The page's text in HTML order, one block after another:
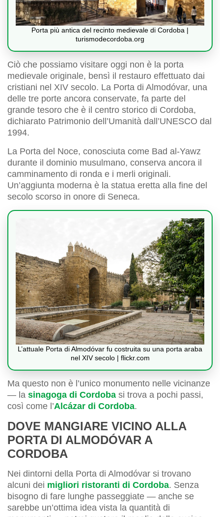
Porta più antica del recinto medievale di Cordoba |
turismodecordoba.org
Ciò che possiamo visitare oggi non è la porta
medievale originale, bensì il restauro effettuato dai
cristiani nel XIV secolo. La Porta di Almodóvar, una
delle tre porte ancora conservate, fa parte del
grande tesoro che è il centro storico di Cordoba,
dichiarato Patrimonio dell’Umanità dall’UNESCO dal
1994.
La Porta del Noce, conosciuta come Bad al-Yawz
durante il dominio musulmano, conserva ancora il
camminamento di ronda e i merli originali.
Un’aggiunta moderna è la statua eretta alla fine del
secolo scorso in onore di Seneca.
L’attuale Porta di Almodóvar fu costruita su una porta araba
nel XIV secolo | flickr.com
Ma questo non è l’unico monumento nelle vicinanze
— la sinagoga di Cordoba si trova a pochi passi,
così come l’Alcázar di Cordoba.
DOVE MANGIARE VICINO ALLA
PORTA DI ALMODÓVAR A
CORDOBA
Nei dintorni della Porta di Almodóvar si trovano
alcuni dei migliori ristoranti di Cordoba. Senza
bisogno di fare lunghe passeggiate — anche se
sarebbe un’ottima idea vista la quantità di